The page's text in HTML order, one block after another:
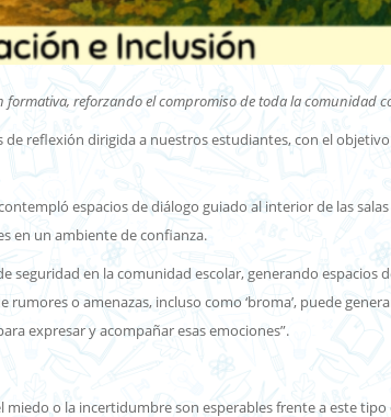
reforzando el compromiso de toda la comunidad
reflexión dirigida a nuestros estudiantes, con el
espacios de diálogo guiado al interior de las
en un ambiente de confianza.
seguridad en la comunidad escolar, generando espacios
o amenazas, incluso como ‘broma’, puede
expresar y acompañar esas emociones”.
o la incertidumbre son esperables frente a este tipo